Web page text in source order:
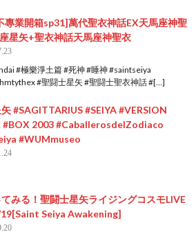
專業開箱sp31]萬代聖衣神話EX天馬座神聖
星矢+聖衣神話天馬座神聖衣
#極樂淨土篇 #死神 #睡神 #saintseiya
#聖闘士星矢 #聖闘士聖衣神話 #[…]
#SAGITTARIUS #SEIYA #VERSION
#BOX 2003 #CaballerosdelZodiaco
#WUMmuseo
みる！聖闘士星矢ライジングコスモLIVE
Seiya Awakening]